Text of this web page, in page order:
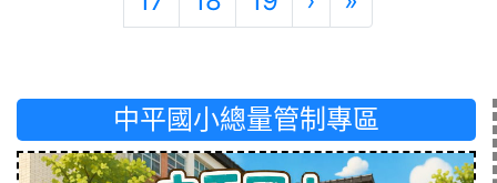
中平國小總量管制專區